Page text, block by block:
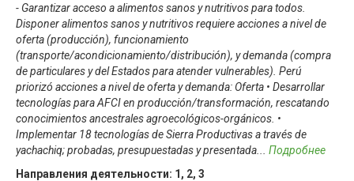
- Garantizar acceso a alimentos sanos y nutritivos para todos.
Disponer alimentos sanos y nutritivos requiere acciones a nivel de
oferta (producción), funcionamiento
(transporte/acondicionamiento/distribución), y demanda (compra
de particulares y del Estados para atender vulnerables). Perú
priorizó acciones a nivel de oferta y demanda: Oferta • Desarrollar
tecnologías para AFCI en producción/transformación, rescatando
conocimientos ancestrales agroecológicos-orgánicos. •
Implementar 18 tecnologías de Sierra Productivas a través de
yachachiq; probadas, presupuestadas y presentada
Подробнее
Направления деятельности: 1 , 2, 3